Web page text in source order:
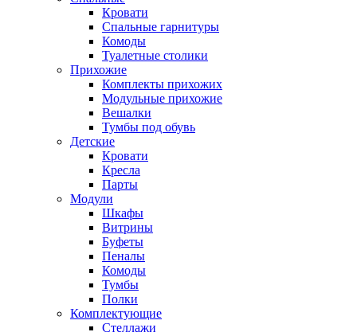
Кровати
Спальные гарнитуры
Комоды
Туалетные столики
Прихожие
Комплекты прихожих
Модульные прихожие
Вешалки
Тумбы под обувь
Детские
Кровати
Кресла
Парты
Модули
Шкафы
Витрины
Буфеты
Пеналы
Комоды
Тумбы
Полки
Комплектующие
Стеллажи